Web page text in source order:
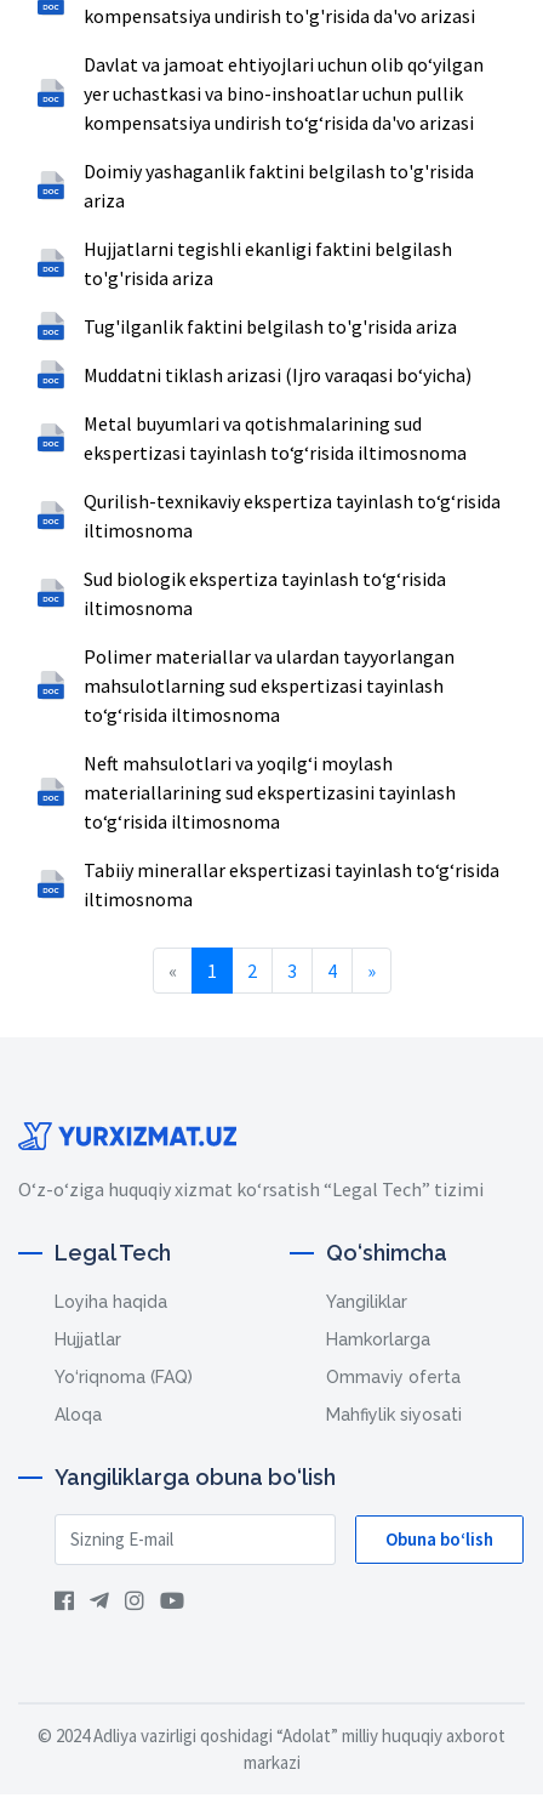
kompensatsiya undirish to'g'risida da'vo arizasi
Davlat va jamoat ehtiyojlari uchun olib qoʻyilgan
yer uchastkasi va bino-inshoatlar uchun pullik
kompensatsiya undirish toʻgʻrisida da'vo arizasi
Doimiy yashaganlik faktini belgilash to'g'risida
ariza
Hujjatlarni tegishli ekanligi faktini belgilash
to'g'risida ariza
Tug'ilganlik faktini belgilash to'g'risida ariza
Muddatni tiklash arizasi (Ijro varaqasi bo‘yicha)
Metal buyumlari va qotishmalarining sud
ekspertizasi tayinlash toʻgʻrisida iltimosnoma
Qurilish-texnikaviy ekspertiza tayinlash toʻgʻrisida
iltimosnoma
Sud biologik ekspertiza tayinlash toʻgʻrisida
iltimosnoma
Polimer materiallar va ulardan tayyorlangan
mahsulotlarning sud ekspertizasi tayinlash
toʻgʻrisida iltimosnoma
Neft mahsulotlari va yoqilgʻi moylash
materiallarining sud ekspertizasini tayinlash
toʻgʻrisida iltimosnoma
Tabiiy minerallar ekspertizasi tayinlash toʻgʻrisida
iltimosnoma
«Previous
1 2 3 4 »Next
O‘z-o‘ziga huquqiy xizmat ko‘rsatish “Legal Tech” tizimi
Legal Tech
Loyiha haqida
Hujjatlar
Yo‘riqnoma (FAQ)
Aloqa
Qo‘shimcha
Yangiliklar
Hamkorlarga
Ommaviy oferta
Mahfiylik siyosati
Yangiliklarga obuna bo‘lish
Obuna bo‘lish
© 2024 Adliya vazirligi qoshidagi “Adolat” milliy huquqiy axborot
markazi